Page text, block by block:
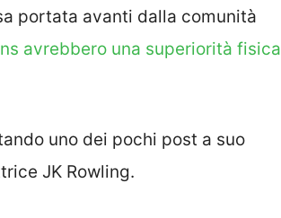
portata avanti dalla comunità
avrebbero una superiorità fisica
uno dei pochi post a suo
JK Rowling.